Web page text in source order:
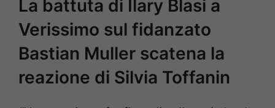
La battuta di Ilary Blasi a
Verissimo sul fidanzato
Bastian Muller scatena la
reazione di Silvia Toffanin